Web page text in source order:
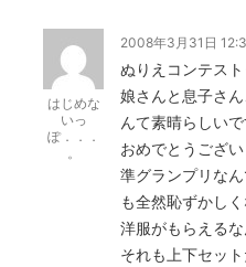
はじめな
いっ
ぽ．．．
。
2008年3月31日
ぬりえコンテスト
娘さんと息子さ
んて素晴らしいで
おめでとうござい
準グランプリな
も全然恥ずかし
洋服がもらえるな
それも上下セット